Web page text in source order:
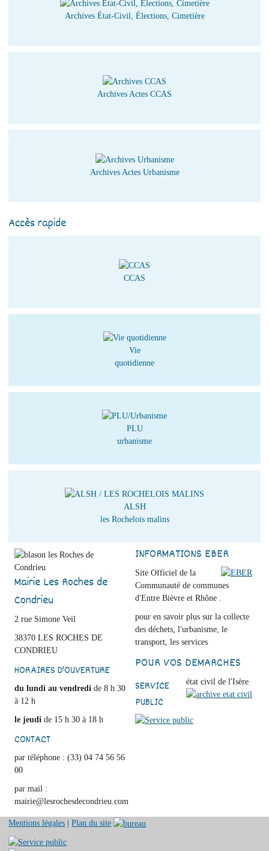
Archives État-Civil, Élections, Cimetière
Archives Actes CCAS
Archives Actes Urbanisme
Accès rapide
CCAS
Vie
quotidienne
PLU
urbanisme
ALSH
les Rochelois malins
Mairie Les Roches de
Condrieu
2 rue Simone Veil
38370 LES ROCHES DE
CONDRIEU
HORAIRES D'OUVERTURE
du lundi au vendredi de 8 h 30
à 12 h
le jeudi de 15 h 30 à 18 h
CONTACT
par téléphone : (33) 04 74 56 56
00
par mail :
mairie@lesrochesdecondrieu.com
INFORMATIONS EBER
Site Officiel de la
Communauté de communes
d'Entre Bièvre et Rhône .
pour en savoir plus sur la collecte
des déchets, l'urbanisme, le
transport, les services
POUR VOS DEMARCHES
état civil de l'Isère
SERVICE
PUBLIC
Mentions légales |Plan du site